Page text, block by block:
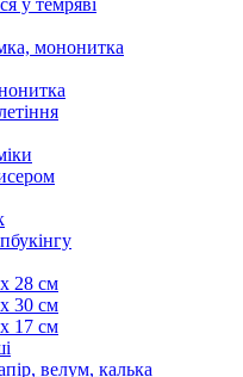
мононитка
28 см
30 см
17 см
велум, калька